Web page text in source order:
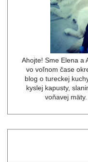
Ahojte! Sme Elena a
vo voľnom čase
blog o tureckej
kyslej kapusty,
voňavej